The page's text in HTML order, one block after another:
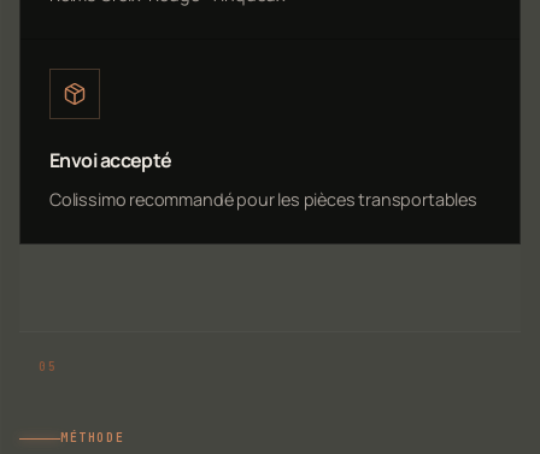
Envoi accepté
Colissimo recommandé pour les pièces transportables
MÉTHODE